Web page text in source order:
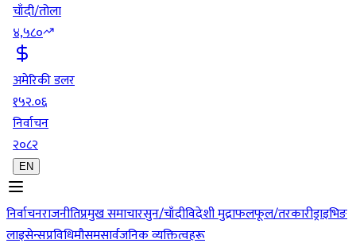
चाँदी/तोला
४,५८०
अमेरिकी डलर
१५२.०६
निर्वाचन
२०८२
EN
निर्वाचनराजनीतिप्रमुख समाचारसुन/चाँदीविदेशी मुद्राफलफूल/तरकारीड्राइभिङ
लाइसेन्सप्रविधिमौसमसार्वजनिक व्यक्तित्वहरू